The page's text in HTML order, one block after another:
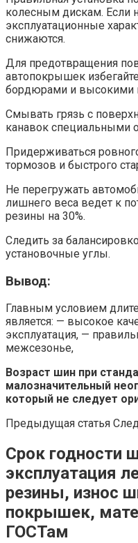
колесным дискам. Если
эксплуатационные
снижаются.
Для предотвращения
автопокрышек
бордюрами и высокими
Смывать грязь с
канавок специальными
Придерживаться
тормозов и быстрого
Не перегружать
лишнего веса ведет к
резины на 30%.
Следить за
установочные углы.
Вывод:
Главным условием
является: — высокое
эксплуатация, —
межсезонье,
Возраст шин при
малозначительный
который не следует
Предыдущая статья
Срок годности
эксплуатация
резины, износ
покрышек,
ГОСТам